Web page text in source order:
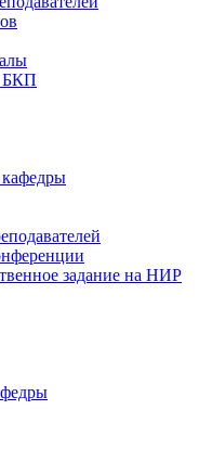
БКП
задание на НИР